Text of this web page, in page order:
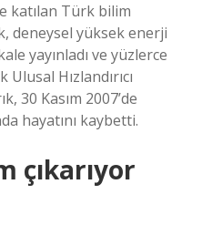
katılan Türk bilim
deneysel yüksek enerji
yayınladı ve yüzlerce
Hızlandırıcı
30 Kasım 2007’de
hayatını kaybetti.
çıkarıyor